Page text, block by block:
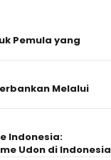
Pemula yang
Melalui
Indonesia:
Udon di Indonesia